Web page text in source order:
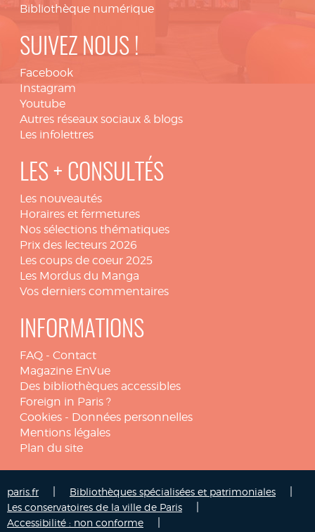
Bibliothèque numérique
SUIVEZ NOUS !
Facebook
Instagram
Youtube
Autres réseaux sociaux & blogs
Les infolettres
LES + CONSULTÉS
Les nouveautés
Horaires et fermetures
Nos sélections thématiques
Prix des lecteurs 2026
Les coups de coeur 2025
Les Mordus du Manga
Vos derniers commentaires
INFORMATIONS
FAQ - Contact
Magazine EnVue
Des bibliothèques accessibles
Foreign in Paris ?
Cookies - Données personnelles
Mentions légales
Plan du site
paris.fr Bibliothèques spécialisées et patrimoniales
Les conservatoires de la ville de Paris
Accessibilité : non conforme